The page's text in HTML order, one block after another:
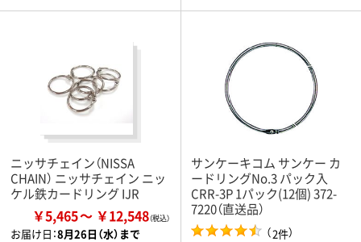
ニッサチェイン（NISSA
CHAIN） ニッサチェイン ニッ
ケル鉄カードリング IJR
￥5,465 ￥12,548
お届け日：8月26日（水）まで
サンケーキコム サンケー カ
ードリングNo.3 パック入
CRR-3P 1パック(12個) 372-
7220（直送品）
（2件）